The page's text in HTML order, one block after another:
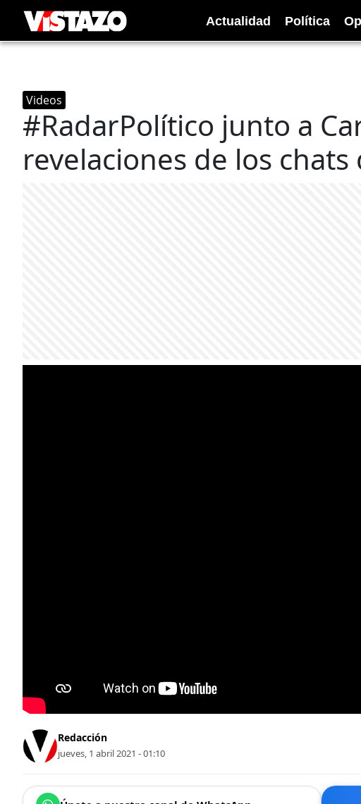
Actualidad Política
Videos
#RadarPolítico​ junto a
revelaciones de los
Redacción
jueves, 1 abril 2021 - 01:10